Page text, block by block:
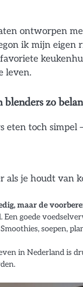
ontworpen
ik mijn
leven.
zo
toch simpel
je houdt van
maar de
Een goede
soepen,
in Nederland is